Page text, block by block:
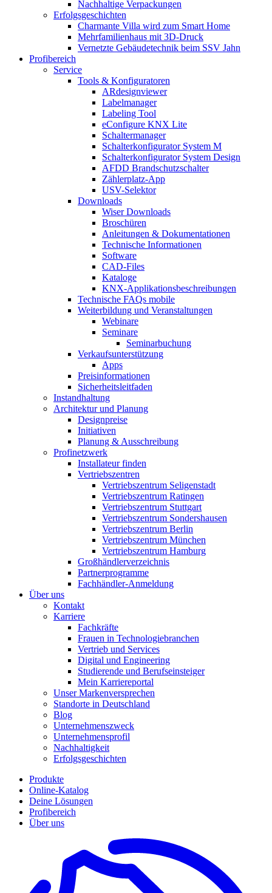
Nachhaltige Verpackungen
Erfolgsgeschichten
Charmante Villa wird zum Smart Home
Mehrfamilienhaus mit 3D-Druck
Vernetzte Gebäudetechnik beim SSV Jahn
Profibereich
Service
Tools & Konfiguratoren
ARdesignviewer
Labelmanager
Labeling Tool
eConfigure KNX Lite
Schaltermanager
Schalterkonfigurator System M
Schalterkonfigurator System Design
AFDD Brandschutzschalter
Zählerplatz-App
USV-Selektor
Downloads
Wiser Downloads
Broschüren
Anleitungen & Dokumentationen
Technische Informationen
Software
CAD-Files
Kataloge
KNX-Applikationsbeschreibungen
Technische FAQs mobile
Weiterbildung und Veranstaltungen
Webinare
Seminare
Seminarbuchung
Verkaufsunterstützung
Apps
Preisinformationen
Sicherheitsleitfaden
Instandhaltung
Architektur und Planung
Designpreise
Initiativen
Planung & Ausschreibung
Profinetzwerk
Installateur finden
Vertriebszentren
Vertriebszentrum Seligenstadt
Vertriebszentrum Ratingen
Vertriebszentrum Stuttgart
Vertriebszentrum Sondershausen
Vertriebszentrum Berlin
Vertriebszentrum München
Vertriebszentrum Hamburg
Großhändlerverzeichnis
Partnerprogramme
Fachhändler-Anmeldung
Über uns
Kontakt
Karriere
Fachkräfte
Frauen in Technologiebranchen
Vertrieb und Services
Digital und Engineering
Studierende und Berufseinsteiger
Mein Karriereportal
Unser Markenversprechen
Standorte in Deutschland
Blog
Unternehmenszweck
Unternehmensprofil
Nachhaltigkeit
Erfolgsgeschichten
Produkte
Online-Katalog
Deine Lösungen
Profibereich
Über uns